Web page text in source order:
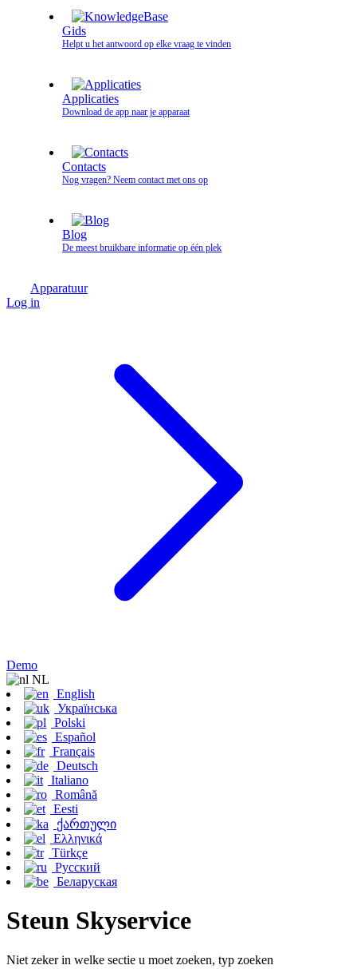
Gids
Helpt u het antwoord op elke vraag te vinden
Applicaties
Download de app naar je apparaat
Contacts
Nog vragen? Neem contact met ons op
Blog
De meest bruikbare informatie op één plek
Apparatuur
Log in
Demo
NL
English
Українська
Polski
Español
Français
Deutsch
Italiano
Română
Eesti
ქართული
Ελληνικά
Türkçe
Русский
Беларуская
Steun Skyservice
Niet zeker in welke sectie u moet zoeken, typ zoeken